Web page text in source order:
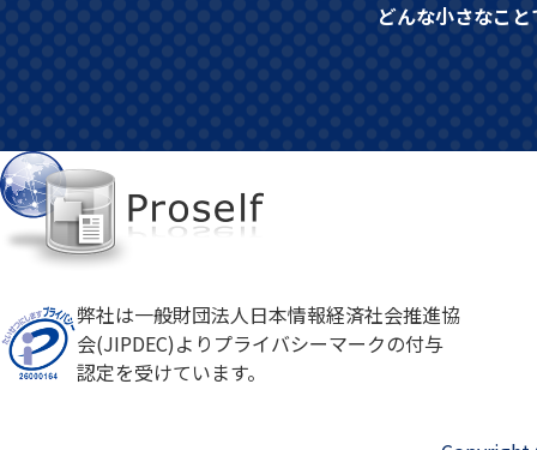
どんな小さなこ
弊社は一般財団法人日本情報経済社会推進協
会(JIPDEC)よりプライバシーマークの付与
認定を受けています。